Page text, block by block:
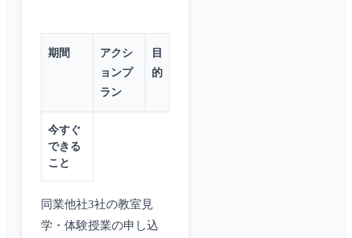
期間
アクシ
ョンプ
ラン
目
的
今すぐ
できる
こと
同業他社3社の教室見
学・体験授業の申し込